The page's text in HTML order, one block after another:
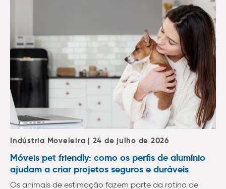
Indústria Moveleira | 24 de julho de 2026
Móveis pet friendly: como os perfis de alumínio
ajudam a criar projetos seguros e duráveis
Os animais de estimação fazem parte da rotina de